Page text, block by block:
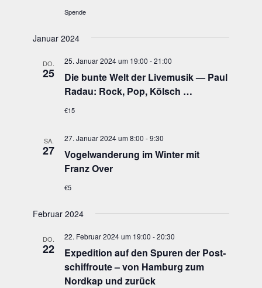
Spende
Januar 2024
DO.
25
Die bun­te Welt der Live­mu­sik — Paul
Radau: Rock, Pop, Kölsch …
25. Januar 2024 um 19:00 -21:00
€15
SA.
27
Vogel­wan­de­rung im Win­ter mit
Franz Over
27. Januar 2024 um 8:00 -9:30
€5
Februar 2024
DO.
22
Expe­di­ti­on auf den Spu­ren der Post­
schif­frou­te – von Ham­burg zum
Nord­kap und zurück
22. Februar 2024 um 19:00 -20:30